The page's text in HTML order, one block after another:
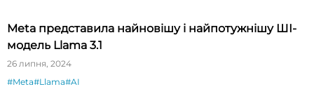
Meta представила найновішу і найпотужнішу ШІ-
модель Llama 3.1
26 липня, 2024
#Meta#Llama#AI